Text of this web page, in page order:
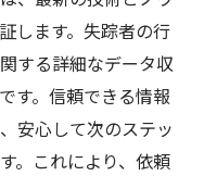
します。失踪者の行
する詳細なデータ収
す。信頼できる情報
安心して次のステッ
。これにより、依頼